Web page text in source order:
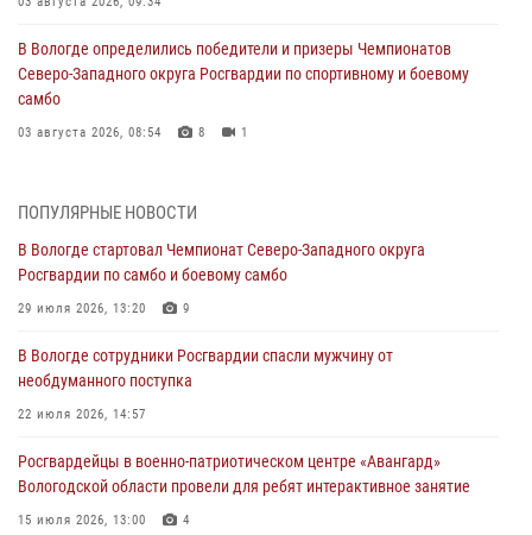
В Вологде определились победители и призеры Чемпионатов
Северо-Западного округа Росгвардии по спортивному и боевому
самбо
03 августа 2026, 08:54 8 1
ОХРАНЫ РОСГВАРДИИ В ВОЛОГОДСКОЙ ОБЛАСТИ ЗАДЕРЖАНО 23
02 августа 2026, 10:37
Росгвардейцы в г. Соколе задержали несовершеннолетнего
31 июля 2026, 06:43
В Вологде стартовал Чемпионат Северо-Западного округа
29 июля 2026, 13:20
В Вологде росгвардейцы задержали мужчину, подозреваемого в
ПОПУЛЯРНЫЕ НОВОСТИ
В Вологде стартовал Чемпионат Северо-Западного округа
Росгвардии по самбо и боевому самбо
29 июля 2026, 13:20 9
В Вологде сотрудники Росгвардии спасли мужчину от
необдуманного поступка
22 июля 2026, 14:57
Росгвардейцы в военно-патриотическом центре «Авангард»
Вологодской области провели для ребят интерактивное занятие
15 июля 2026, 13:00 4